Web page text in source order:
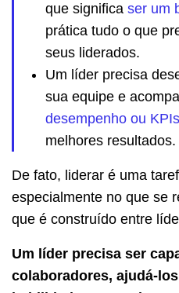
que significa ser um
prática tudo o que
seus liderados.
Um líder precisa
sua equipe e
desempenho ou KPIs
melhores resultados.
De fato, liderar é uma
especialmente no que se
que é construído entre
Um líder precisa ser
colaboradores, ajudá-